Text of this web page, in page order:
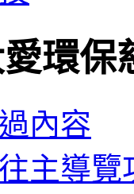
環保
內容
主導覽